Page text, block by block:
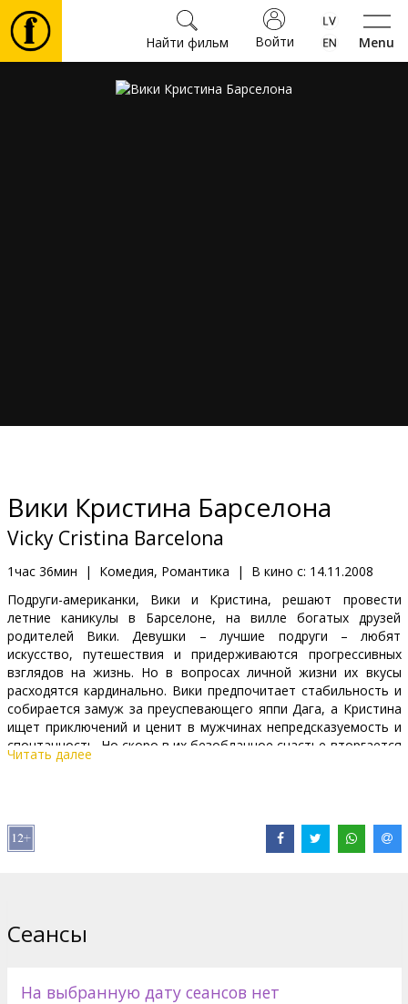
Menu
Войти
Найти фильм
Клуб
Вики Кристина Барселона
Vicky Cristina Barcelona
1час 36мин | Комедия, Романтика | В кино с: 14.11.2008
Подруги-американки, Вики и Кристина, решают провести
летние каникулы в Барселоне, на вилле богатых друзей
родителей Вики. Девушки – лучшие подруги – любят
искусство, путешествия и придерживаются прогрессивных
взглядов на жизнь. Но в вопросах личной жизни их вкусы
расходятся кардинально. Вики предпочитает стабильность и
собирается замуж за преуспевающего яппи Дага, а Кристина
ищет приключений и ценит в мужчинах непредсказуемость и
спонтанность. Но скоро в их безоблачное счастье вторгается
Хуан Антонио – мачо средних лет, художник и пожиратель
Patricia Clarkson, Rebecca Hall
Фильм на английском и испанском языках с субтитрами на
Читать далее
Сеансы
На выбранную дату сеансов нет